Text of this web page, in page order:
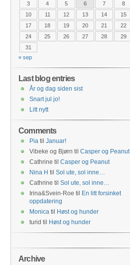
3
4 5 6 7 8
10
11 12 13 14 15
17
18 19 20 21 22
24
25 26 27 28 29
31
« sep
Last blog entries
År og dag siden sist
Snart jul jo!
Litt nytt
Comments
Pia til Januar!
Vibeke og Bjørn til Casper og Peanut
Cathrine til Casper og Peanut
Nina H til Sol ute, sol inne…
Cathrine til Sol ute, sol inne…
Irina&Svein-Roe til
En litt forsinket
oppdatering
Monica til
Høst og hunder
turid til Høst og hunder
Archive